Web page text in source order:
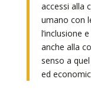
accessi alla
umano con
l’inclusione
anche alla
senso a
ed